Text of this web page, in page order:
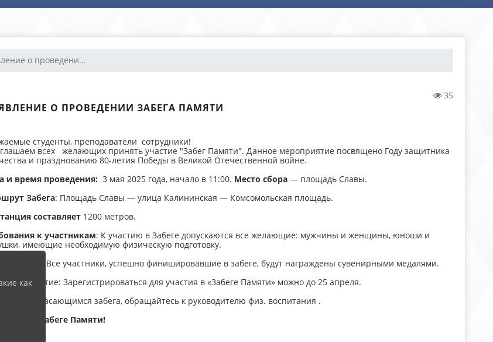
о проведени...
35
О ПРОВЕДЕНИИ ЗАБЕГА ПАМЯТИ
студенты, преподаватели сотрудники!
всех желающих принять участие "Забег Памяти". Данное мероприятие посвящено Году защитника
и празднованию 80-летия Победы в Великой Отечественной войне.
и время проведения: 3 мая 2025 года, начало в 11:00. Место сбора — площадь Славы.
Забега: Площадь Славы — улица Калининская — Комсомольская площадь.
составляет 1200 метров.
к участникам: К участию в Забеге допускаются все желающие: мужчины и женщины, юноши и
имеющие необходимую физическую подготовку.
: Все участники, успешно финишировавшие в забеге, будут награждены сувенирными медалями.
на участие: Зарегистрироваться для участия в «Забеге Памяти» можно до 25 апреля.
касающимся забега, обращайтесь к руководителю физ. воспитания .
вас на Забеге Памяти!
как